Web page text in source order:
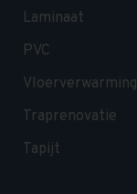
Laminaat
PVC
Vloerverwarming
Traprenovatie
Tapijt